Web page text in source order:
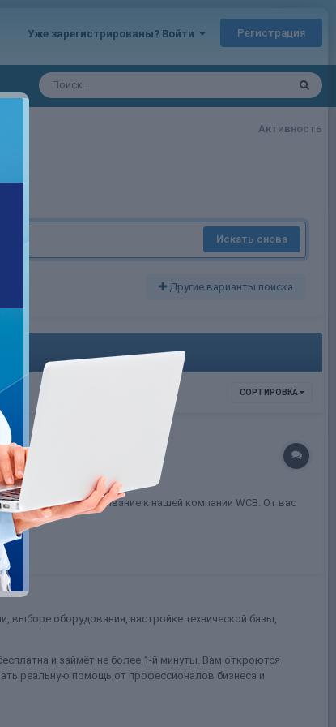
Уже зарегистрированы? Войти Регистрация
Активность
Искать снова
Другие варианты поиска
СОРТИРОВКА
на обслуживание к нашей компании WCB. От вас
выборе оборудования, настройке технической базы,
и займёт не более 1-й минуты. Вам откроются
реальную помощь от профессионалов бизнеса и